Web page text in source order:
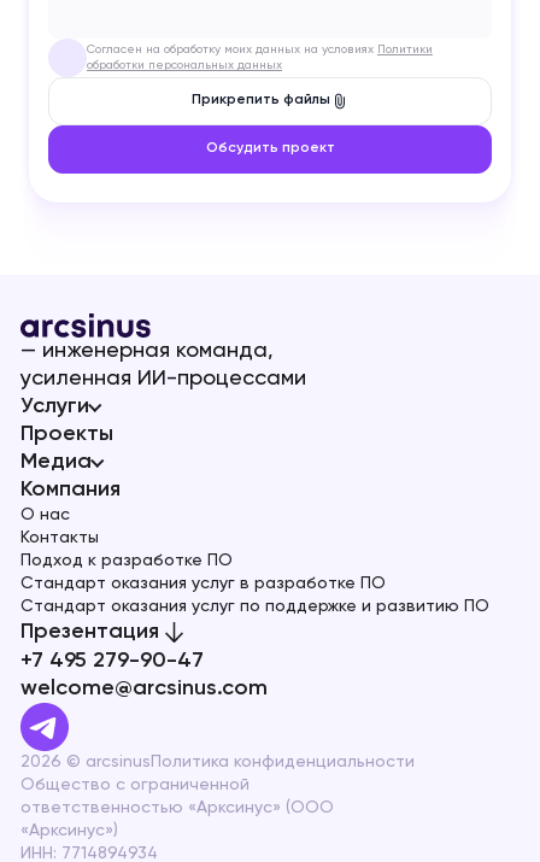
Согласен на обработку моих данных на условиях Политики
обработки персональных данных
Прикрепить файлы
Обсудить проект
— инженерная команда,
усиленная ИИ-процессами
Услуги
Проекты
Медиа
Компания
О нас
Контакты
Подход к разработке ПО
Стандарт оказания услуг в разработке ПО
Стандарт оказания услуг по поддержке и развитию ПО
Презентация
+7 495 279-90-47
welcome@arcsinus.com
2026 © arcsinus Политика конфиденциальности
Общество с ограниченной
ответственностью «Арксинус» (ООО
«Арксинус»)
ИНН: 7714894934